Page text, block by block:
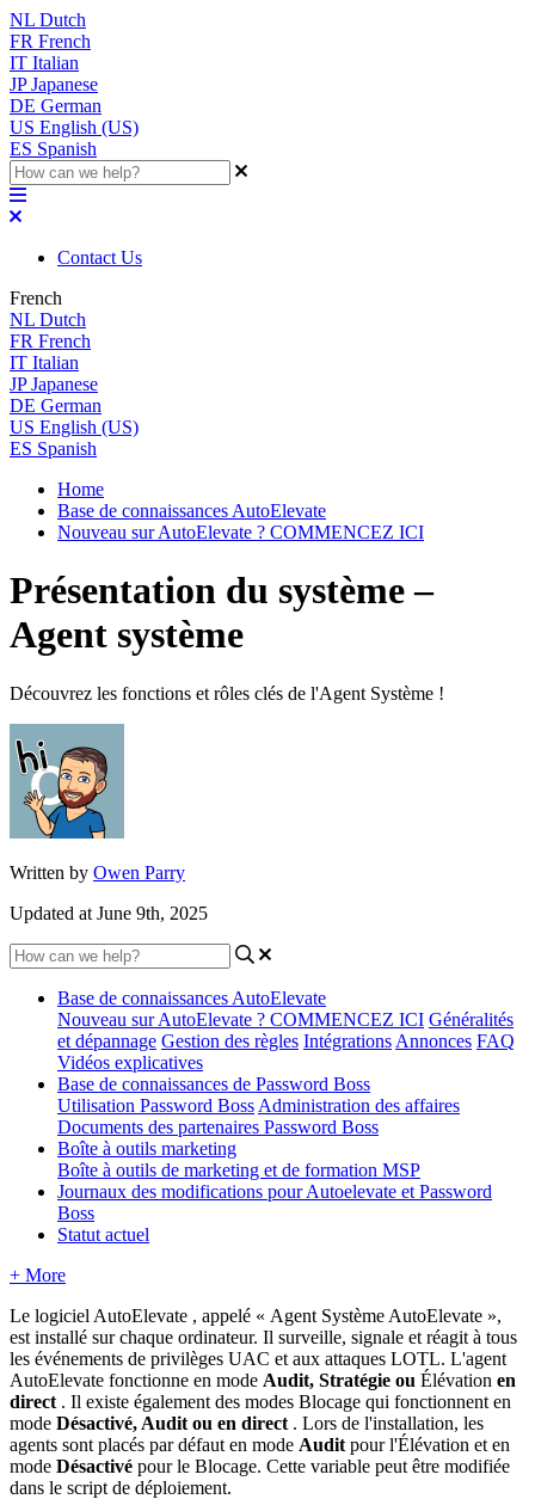
NL Dutch
FR French
IT Italian
JP Japanese
DE German
US English (US)
ES Spanish
Contact Us
French
NL Dutch
FR French
IT Italian
JP Japanese
DE German
US English (US)
ES Spanish
Home
Base de connaissances AutoElevate
Nouveau sur AutoElevate ? COMMENCEZ ICI
Présentation du système –
Agent système
Découvrez les fonctions et rôles clés de l'Agent Système !
Written by Owen Parry
Updated at June 9th, 2025
Base de connaissances AutoElevate
Nouveau sur AutoElevate ? COMMENCEZ ICI Généralités
et dépannage Gestion des règles Intégrations Annonces FAQ
Vidéos explicatives
Base de connaissances de Password Boss
Utilisation Password Boss Administration des affaires
Documents des partenaires Password Boss
Boîte à outils marketing
Boîte à outils de marketing et de formation MSP
Journaux des modifications pour Autoelevate et Password
Boss
Statut actuel
+ More
Le logiciel AutoElevate , appelé « Agent Système AutoElevate »,
est installé sur chaque ordinateur. Il surveille, signale et réagit à tous
les événements de privilèges UAC et aux attaques LOTL. L'agent
AutoElevate fonctionne en mode Audit, Stratégie ou Élévation en
direct . Il existe également des modes Blocage qui fonctionnent en
mode Désactivé, Audit ou en direct . Lors de l'installation, les
agents sont placés par défaut en mode Audit pour l'Élévation et en
mode Désactivé pour le Blocage. Cette variable peut être modifiée
dans le script de déploiement.